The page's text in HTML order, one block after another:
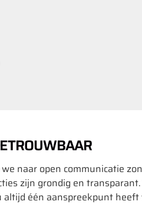
naar open communicatie
zijn grondig en
één aanspreekpunt heeft